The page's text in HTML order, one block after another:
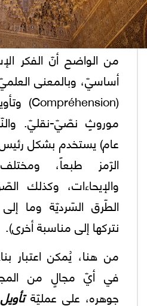
من الواضح أنّ الفكر
أساسيّ، وبالمعنى
موروثٍ نصّيّ-نقليّ.
عام) يستخدم بشكل
الرّمز طبعاً،
والإيحاءات، وكذلك
الطّرق السّرديّة وما
نتركها إلى مناسبة أخرى).
من هنا، يُمكن اعتبار
في أيّ مجالٍ من
جوهره، على عمليّة